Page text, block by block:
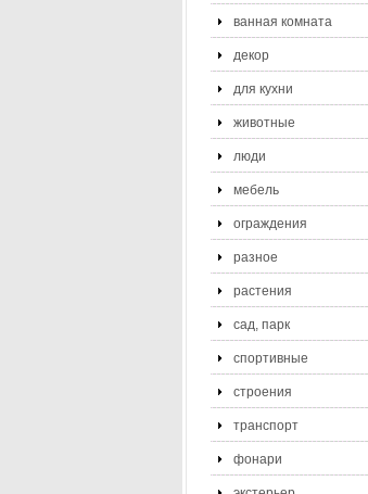
ванная комната
декор
для кухни
животные
люди
мебель
ограждения
разное
растения
сад, парк
спортивные
строения
транспорт
фонари